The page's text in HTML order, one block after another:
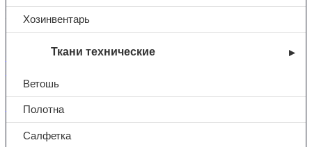
Хозинвентарь
Ткани технические
Ветошь
Полотна
Салфетка
Контакты
+7 (831) 214-01-31
101@adk52.ru